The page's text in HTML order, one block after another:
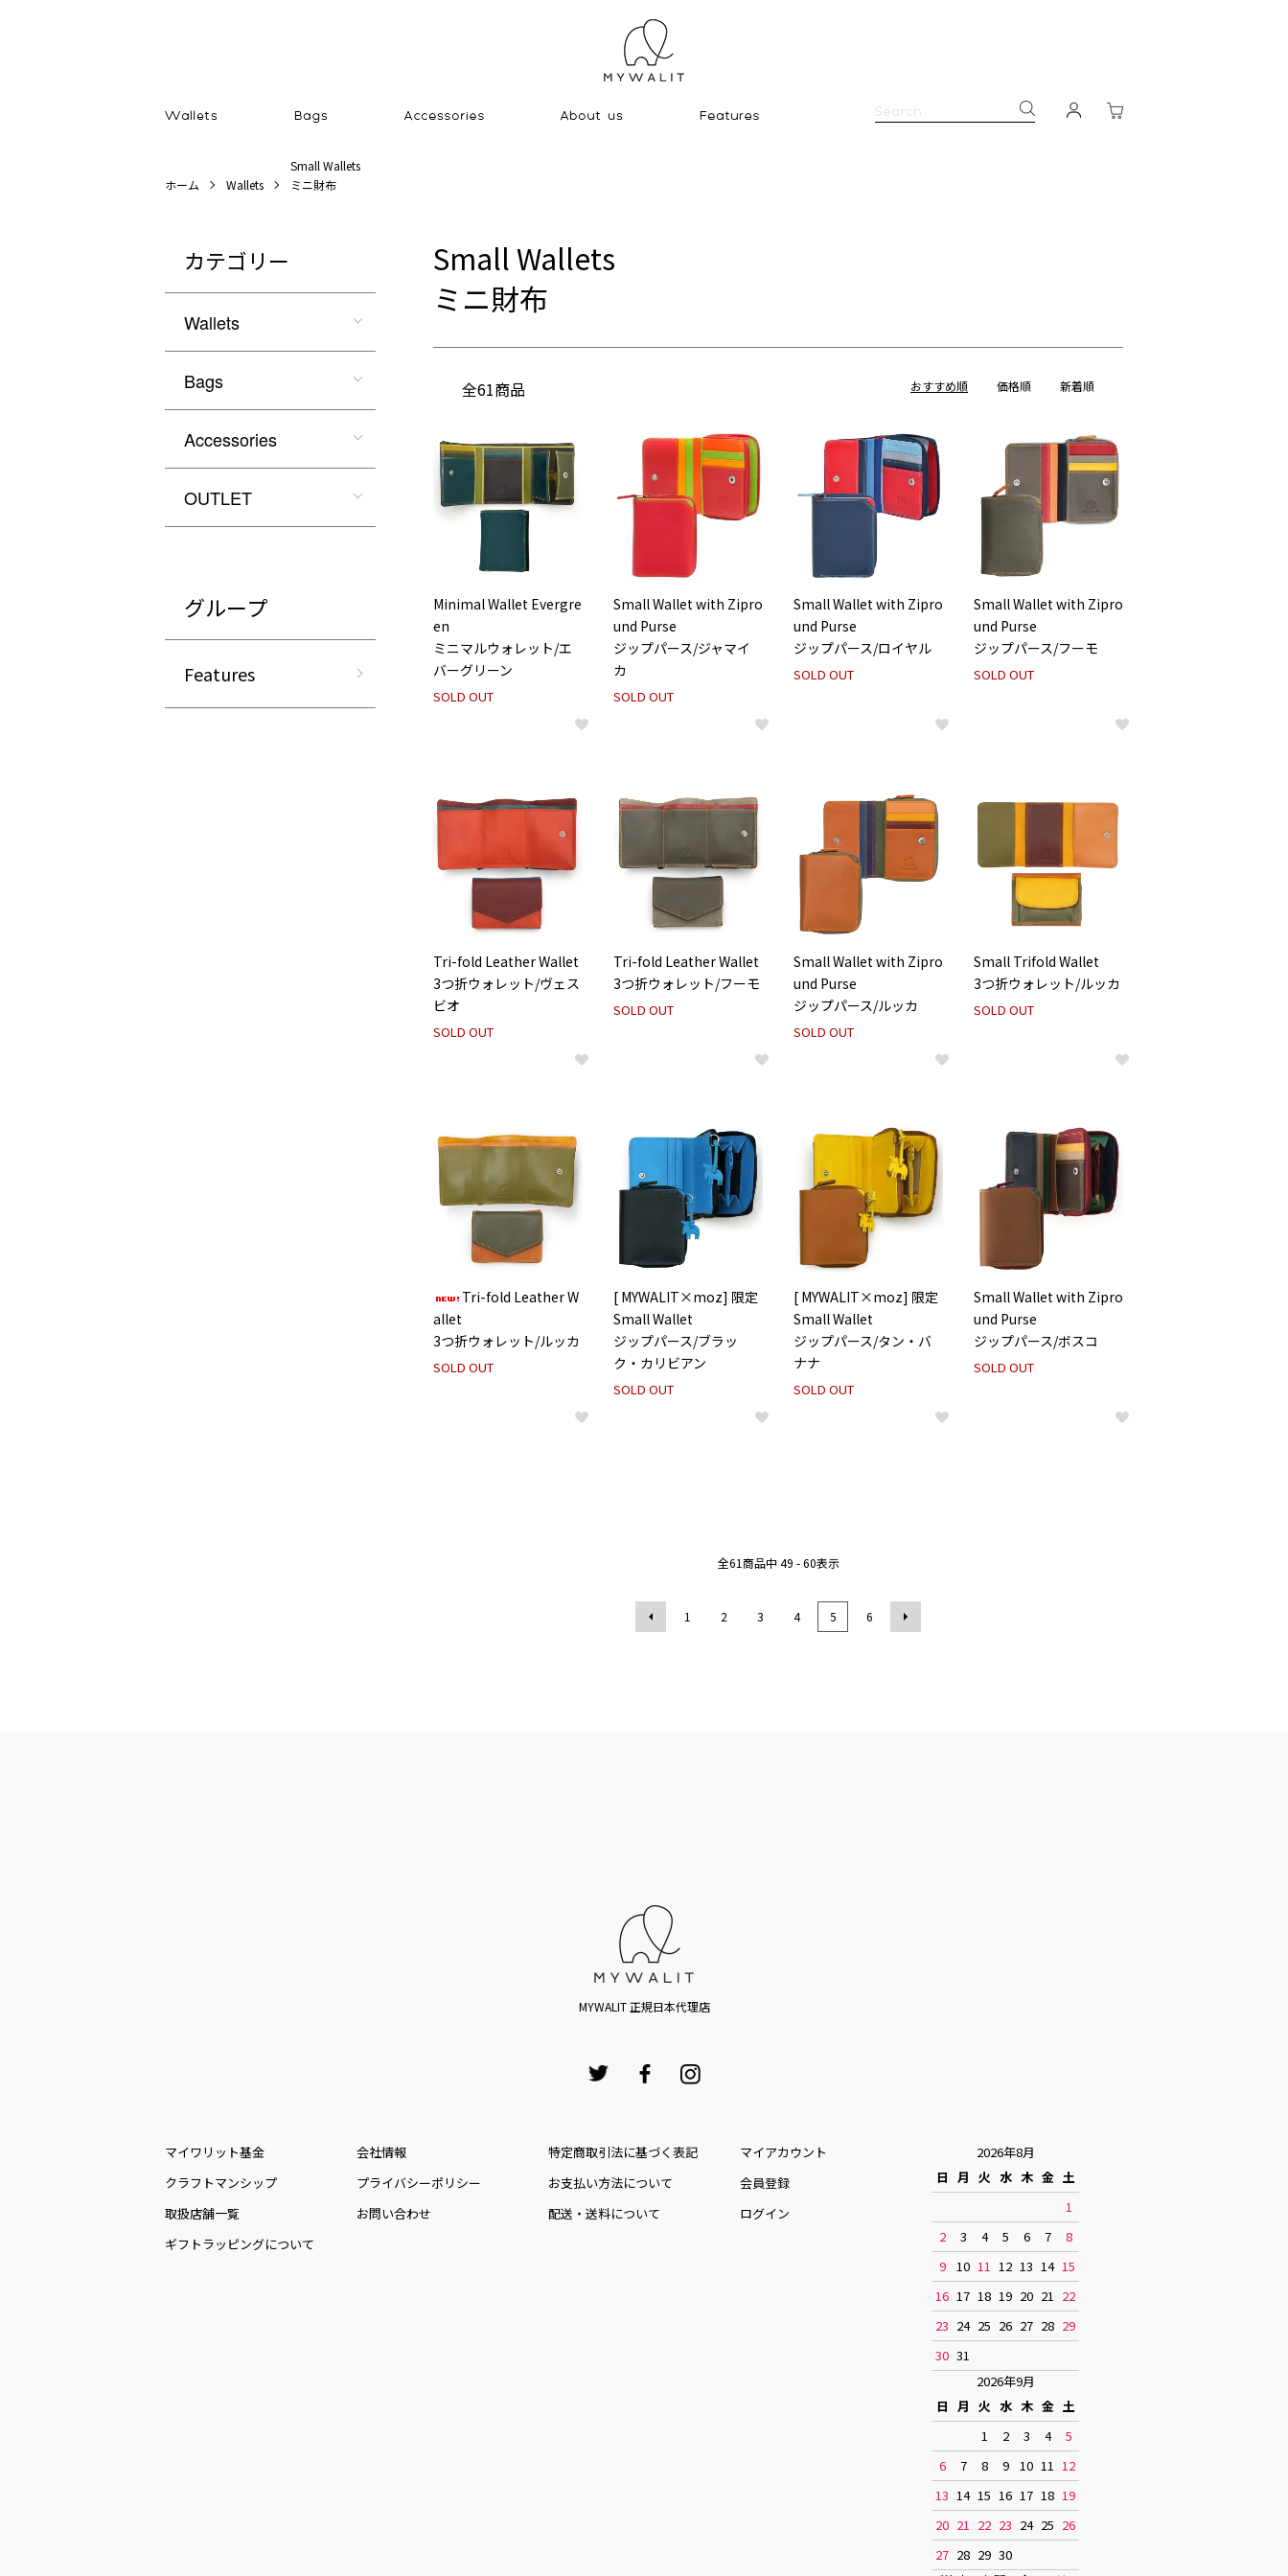
ホーム Wallets
Small Wallets
ミニ財布
Small Wallets
ミニ財布
全61商品 おすすめ順 価格順 新着順
Minimal Wallet Evergre
en
ミニマルウォレット/エ
バーグリーン
SOLD OUT
Small Wallet with Zipro
und Purse
ジップパース/ジャマイ
カ
SOLD OUT
Small Wallet with Zipro
und Purse
ジップパース/ロイヤル
SOLD OUT
Small Wallet with Zipro
und Purse
ジップパース/フーモ
SOLD OUT
Tri-fold Leather Wallet
3つ折ウォレット/ヴェス
ビオ
SOLD OUT
Tri-fold Leather Wallet
3つ折ウォレット/フーモ
SOLD OUT
Small Wallet with Zipro
und Purse
ジップパース/ルッカ
SOLD OUT
Small Trifold Wallet
3つ折ウォレット/ルッカ
SOLD OUT
Tri-fold Leather W
allet
3つ折ウォレット/ルッカ
SOLD OUT
[ MYWALIT×moz] 限定
Small Wallet
ジップパース/ブラッ
ク・カリビアン
SOLD OUT
[ MYWALIT×moz] 限定
Small Wallet
ジップパース/タン・バ
ナナ
SOLD OUT
Small Wallet with Zipro
und Purse
ジップパース/ボスコ
SOLD OUT
全61商品中 49 - 60表示
1 2 3 4 5 6
カテゴリー
Wallets
Bags
Accessories
OUTLET
グループ
Features
MYWALIT 正規日本代理店
マイワリット基金
クラフトマンシップ
取扱店舗一覧
ギフトラッピングについて
会社情報
プライバシーポリシー
お問い合わせ
特定商取引法に基づく表記
お⽀払い⽅法について
配送・送料について
マイアカウント
会員登録
ログイン
2026年8月
日 月 火 水 木 金 土
1
2
3 4 5 6 7
8
9
10 11 12 13 14 15
16 17 18 19 20 21 22
23 24 25 26 27 28 29
30 31
2026年9月
日 月 火 水 木 金 土
1
2 3 4
5
6
7 8 9 10 11 12
13 14 15 16 17 18 19
20 21 22 23 24 25 26
27 28 29 30